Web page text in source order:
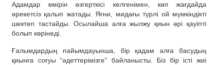
Адамдар өмірін өзгерткісі келгенімен, көп жағдайда
әрекетсіз қалып жатады. Яғни, мидағы түрлі ой мүмкіндікті
шектеп тастайды. Осылайша алға жылжу қиын әрі қауіпті
болып көрінеді.
Ғалымдардың пайымдауынша, бір қадам алға басудың
қиынға соғуы “әдеттерімізге” байланысты. Біз бір істі жиі